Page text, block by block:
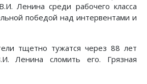
Ленина среди рабочего класса
победой над интервентами и
тщетно тужатся через 88 лет
Ленина сломить его. Грязная